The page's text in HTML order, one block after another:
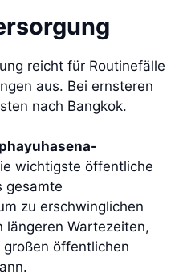
reicht für Routinefälle
aus. Bei ernsteren
nach Bangkok.
wichtigste öffentliche
gesamte
zu erschwinglichen
längeren Wartezeiten,
öffentlichen